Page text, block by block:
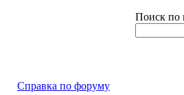
Поиск по
Справка по форуму